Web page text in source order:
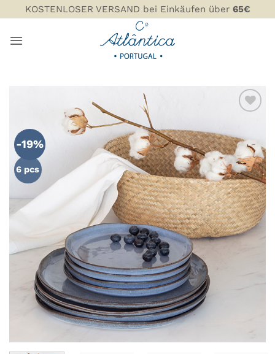
Inhalt
springen
KOSTENLOSER VERSAND bei Einkäufen über 65€
-19%
6 pcs
WUNSCHLISTE
HINZUFÜGEN